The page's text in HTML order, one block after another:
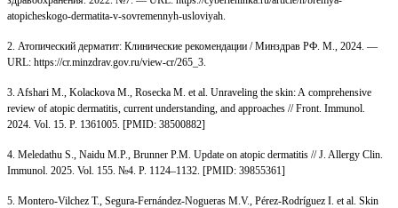
atopicheskogo-dermatita-v-sovremennyh-usloviyah.
2. Атопический дерматит: Клинические рекомендации / Минздрав РФ. М., 2024. —
URL: https://cr.minzdrav.gov.ru/view-cr/265_3.
3. Afshari M., Kolackova M., Rosecka M. et al. Unraveling the skin: A comprehensive
review of atopic dermatitis, current understanding, and approaches // Front. Immunol.
2024. Vol. 15. P. 1361005. [PMID: 38500882]
4. Meledathu S., Naidu M.P., Brunner P.M. Update on atopic dermatitis // J. Allergy Clin.
Immunol. 2025. Vol. 155. №4. P. 1124–1132. [PMID: 39855361]
5. Montero-Vilchez T., Segura-Fernández-Nogueras M.V., Pérez-Rodríguez I. et al. Skin